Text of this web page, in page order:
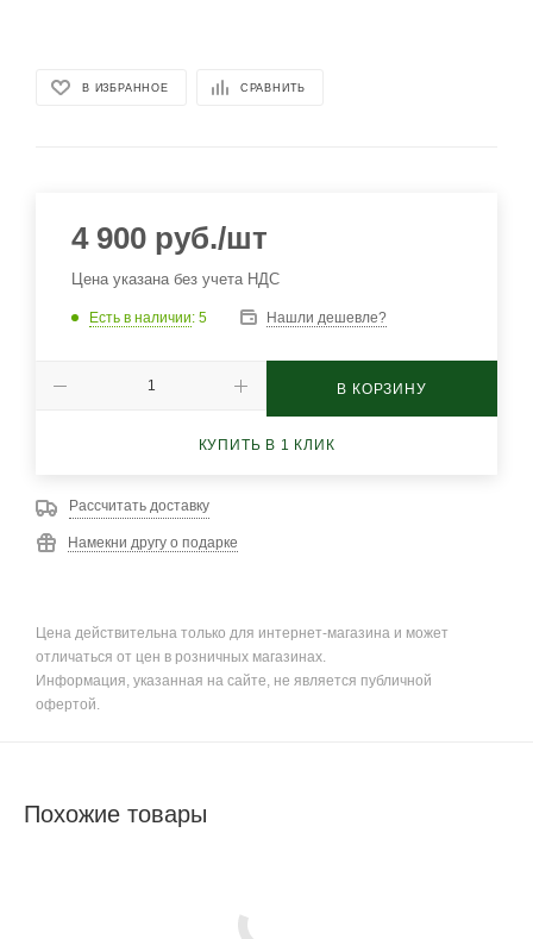
В ИЗБРАННОЕ СРАВНИТЬ
4 900 руб./шт
Цена указана без учета НДС
Есть в наличии: 5 Нашли дешевле?
В КОРЗИНУ
КУПИТЬ В 1 КЛИК
Рассчитать доставку
Намекни другу о подарке
Цена действительна только для интернет-магазина и может
отличаться от цен в розничных магазинах.
Информация, указанная на сайте, не является публичной
офертой.
Похожие товары